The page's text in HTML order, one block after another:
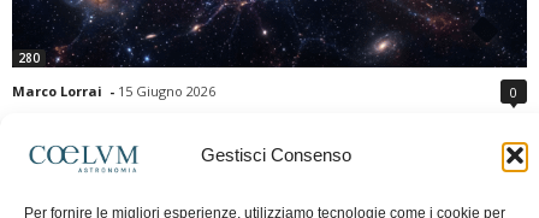
Gestisci Consenso
Per fornire le migliori esperienze, utilizziamo tecnologie come i cookie per
280
Marco Lorrai - 15 Giugno 2026 0
moderna: due particelle possono mostrare correlazioni che sembrano ignorare
la distanza che le separa. Gli esperimenti e i teoremi di Bell hanno escluso le
previsioni della meccanica quantistica. Nonostante ciò, l'entanglement non